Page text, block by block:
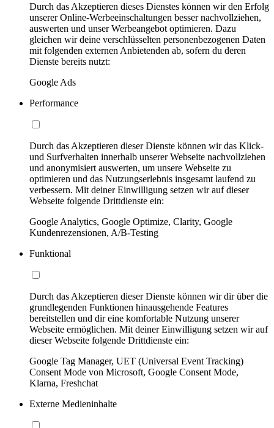
Durch das Akzeptieren dieses Dienstes können wir den Erfolg
unserer Online-Werbeeinschaltungen besser nachvollziehen,
auswerten und unser Werbeangebot optimieren. Dazu
gleichen wir deine verschlüsselten personenbezogenen Daten
mit folgenden externen Anbietenden ab, sofern du deren
Dienste bereits nutzt:
Google Ads
Performance
Durch das Akzeptieren dieser Dienste können wir das Klick-
und Surfverhalten innerhalb unserer Webseite nachvollziehen
und anonymisiert auswerten, um unsere Webseite zu
optimieren und das Nutzungserlebnis insgesamt laufend zu
verbessern. Mit deiner Einwilligung setzen wir auf dieser
Webseite folgende Drittdienste ein:
Google Analytics, Google Optimize, Clarity, Google
Kundenrezensionen, A/B-Testing
Funktional
Durch das Akzeptieren dieser Dienste können wir dir über die
grundlegenden Funktionen hinausgehende Features
bereitstellen und dir eine komfortable Nutzung unserer
Webseite ermöglichen. Mit deiner Einwilligung setzen wir auf
dieser Webseite folgende Drittdienste ein:
Google Tag Manager, UET (Universal Event Tracking)
Consent Mode von Microsoft, Google Consent Mode,
Klarna, Freshchat
Externe Medieninhalte